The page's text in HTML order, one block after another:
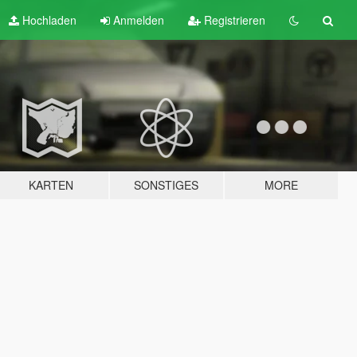
Hochladen Anmelden Registrieren
KARTEN SONSTIGES MORE